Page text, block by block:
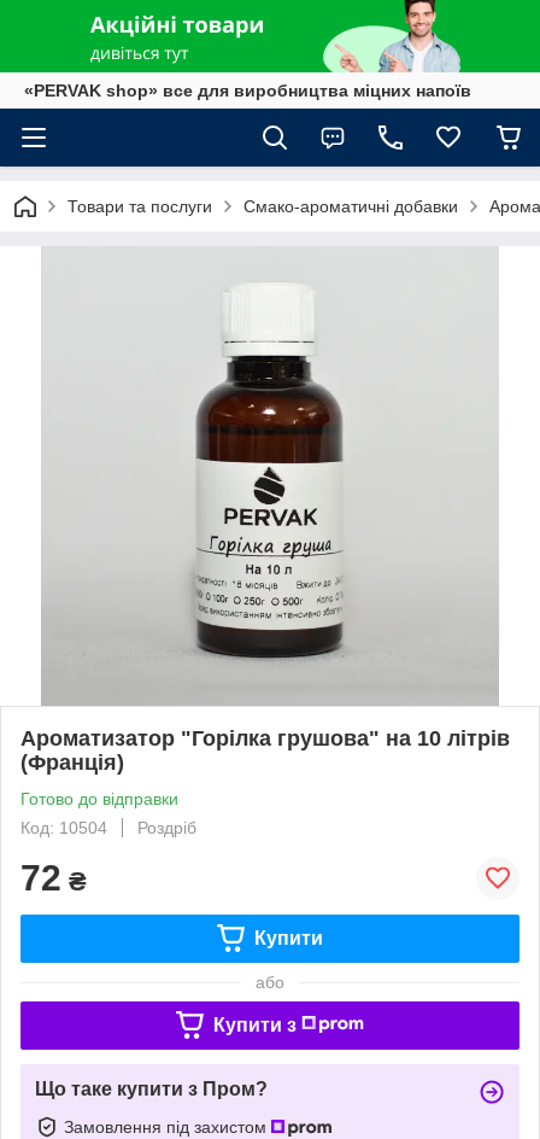
«PERVAK shop» все для виробництва міцних напоїв
Товари та послуги Смако-ароматичні добавки
Ароматизатор "Горілка грушова" на 10 літрів
(Франція)
Готово до відправки
Код: 10504
Роздріб
72 ₴
Купити
або
Купити з
Що таке купити з Пром?
Замовлення під захистом